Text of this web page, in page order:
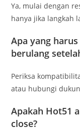
Ya, mulai dengan
hanya jika langkah
Apa yang
berulang
Periksa
atau hubungi
Apakah Hot51
close?